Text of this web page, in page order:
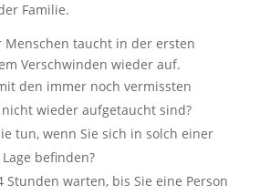
Familie.
Menschen taucht in der ersten
Verschwinden wieder auf.
den immer noch vermissten
nicht wieder aufgetaucht sind?
tun, wenn Sie sich in solch einer
befinden?
Stunden warten, bis Sie eine Person